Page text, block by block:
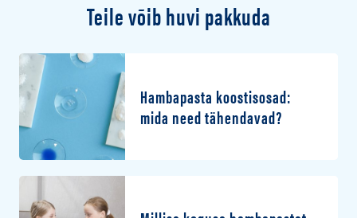
Teile võib huvi pakkuda
Hambapasta koostisosad:
mida need tähendavad?